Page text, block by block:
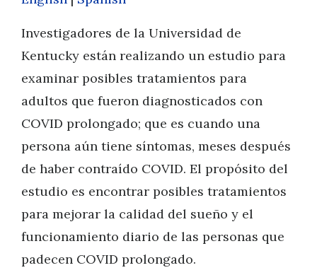
Investigadores de la Universidad de
Kentucky están realizando un estudio para
examinar posibles tratamientos para
adultos que fueron diagnosticados con
COVID prolongado; que es cuando una
persona aún tiene síntomas, meses después
de haber contraído COVID. El propósito del
estudio es encontrar posibles tratamientos
para mejorar la calidad del sueño y el
funcionamiento diario de las personas que
padecen COVID prolongado.